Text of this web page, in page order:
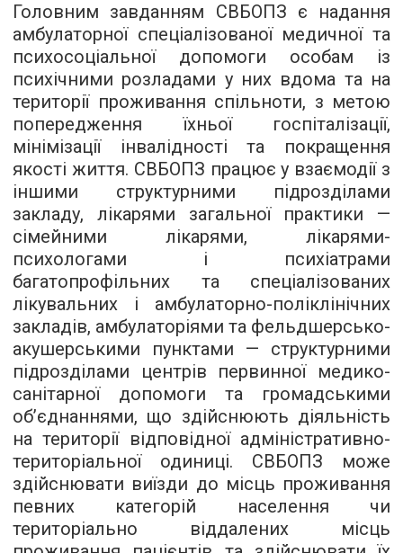
Головним завданням СВБОПЗ є надання
амбулаторної спеціалізованої медичної та
психосоціальної допомоги особам із
психічними розладами у них вдома та на
території проживання спільноти, з метою
попередження їхньої госпіталізації,
мінімізації інвалідності та покращення
якості життя. СВБОПЗ працює у взаємодії з
іншими структурними підрозділами
закладу, лікарями загальної практики —
сімейними лікарями, лікарями-
психологами і психіатрами
багатопрофільних та спеціалізованих
лікувальних і амбулаторно-поліклінічних
закладів, амбулаторіями та фельдшерсько-
акушерськими пунктами — структурними
підрозділами центрів первинної медико-
санітарної допомоги та громадськими
об’єднаннями, що здійснюють діяльність
на території відповідної адміністративно-
територіальної одиниці. СВБОПЗ може
здійснювати виїзди до місць проживання
певних категорій населення чи
територіально віддалених місць